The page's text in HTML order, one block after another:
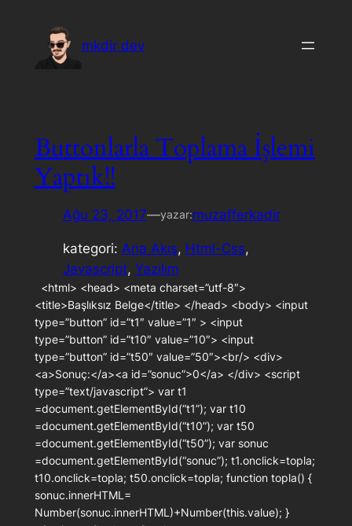
mkdir dev
Buttonlarla Toplama İşlemi
Yaptık!!
Ağu 23, 2017—yazar:muzafferkadir
kategori: Ana Akış, Html-Css
Javascript, Yazılım
<html> <head> <meta charset=”utf-8″>
<title>Başlıksız Belge</title> </head> <body> <input
type=”button” id=”t1″ value=”1″ > <input
type=”button” id=”t10″ value=”10″> <input
type=”button” id=”t50″ value=”50″><br/> <div>
<a>Sonuç:</a><a id=”sonuc”>0</a> </div> <script
type=”text/javascript”> var t1
=document.getElementById(“t1”); var t10
=document.getElementById(“t10”); var t50
=document.getElementById(“t50”); var sonuc
=document.getElementById(“sonuc”); t1.onclick=topla;
t10.onclick=topla; t50.onclick=topla; function topla() {
sonuc.innerHTML=
Number(sonuc.innerHTML)+Number(this.value); }